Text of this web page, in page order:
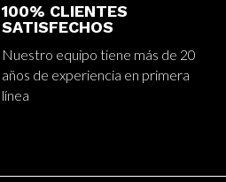
100% CLIENTES
SATISFECHOS
Nuestro equipo tiene más de 20
años de experiencia en primera
línea